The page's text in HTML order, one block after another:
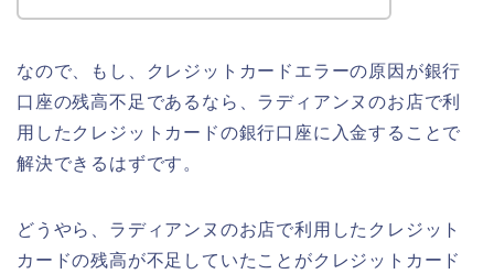
なので、もし、クレジットカードエラーの原因が銀行
口座の残高不足であるなら、ラディアンヌのお店で利
用したクレジットカードの銀行口座に入金することで
解決できるはずです。
どうやら、ラディアンヌのお店で利用したクレジット
カードの残高が不足していたことがクレジットカード